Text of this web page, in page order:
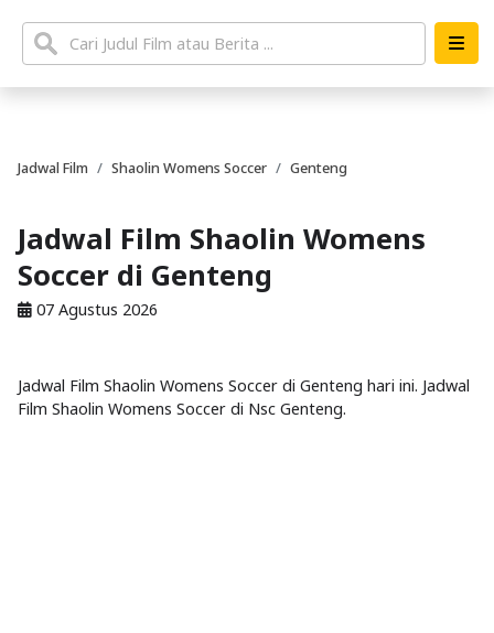
Jadwal Film Shaolin Womens Soccer Genteng
Jadwal Film Shaolin Womens
Soccer di Genteng
07 Agustus 2026
Jadwal Film Shaolin Womens Soccer di Genteng hari ini. Jadwal
Film Shaolin Womens Soccer di Nsc Genteng.